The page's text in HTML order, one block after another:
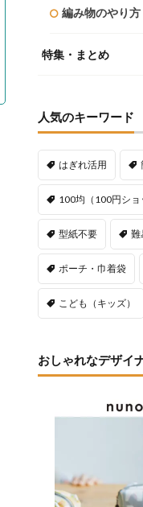
編み物のやり方
特集・まとめ
人気のキーワード
はぎれ活用
100均（100円ショ
型紙不要
ポーチ・巾着袋
こども（キッズ）
おしゃれなデザイ